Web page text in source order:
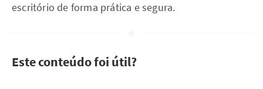
escritório de forma prática e segura.
Este conteúdo foi útil?